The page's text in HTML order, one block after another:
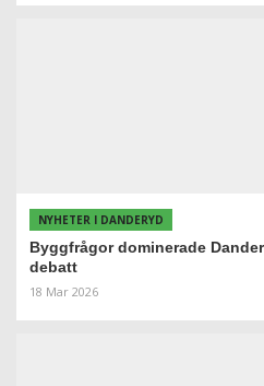
NYHETER I DANDERYD
Byggfrågor dominerade
debatt
18 Mar 2026